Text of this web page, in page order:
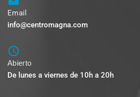
Email
info@centromagna.com
Abierto
De lunes a viernes de 10h a 20h